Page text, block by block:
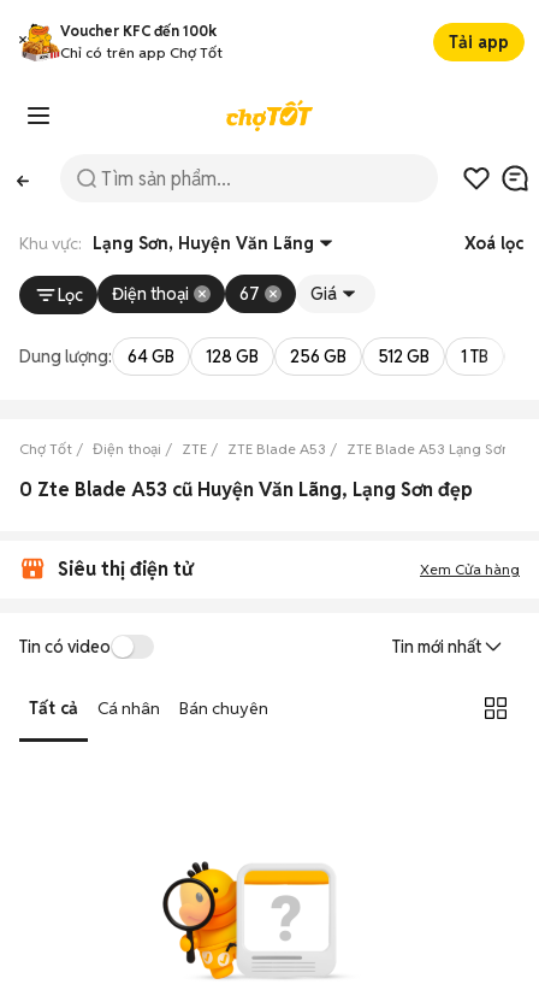
Voucher KFC đến 100k
Chỉ có trên app Chợ Tốt
Tải app
Khu vực: Lạng Sơn, Huyện Văn Lãng Xoá lọc
Lọc Điện thoại 67 Giá
Dung lượng: 64 GB 128 GB 256 GB 512 GB 1 TB
Chợ Tốt Điện thoại ZTE ZTE Blade A53 ZTE Blade A53 Lạng Sơn
0 Zte Blade A53 cũ Huyện Văn Lãng, Lạng Sơn đẹp
Siêu thị điện tử Xem Cửa hàng
Tin có video Tin mới nhất
Tất cả Cá nhân Bán chuyên